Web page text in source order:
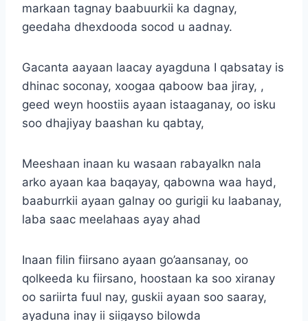
markaan tagnay baabuurkii ka dagnay,
geedaha dhexdooda socod u aadnay.
Gacanta aayaan laacay ayagduna I qabsatay is
dhinac soconay, xoogaa qaboow baa jiray, ,
geed weyn hoostiis ayaan istaaganay, oo isku
soo dhajiyay baashan ku qabtay,
Meeshaan inaan ku wasaan rabayalkn nala
arko ayaan kaa baqayay, qabowna waa hayd,
baaburrkii ayaan galnay oo gurigii ku laabanay,
laba saac meelahaas ayay ahad
Inaan filin fiirsano ayaan go’aansanay, oo
qolkeeda ku fiirsano, hoostaan ka soo xiranay
oo sariirta fuul nay, guskii ayaan soo saaray,
ayaduna inay ii siigayso bilowda